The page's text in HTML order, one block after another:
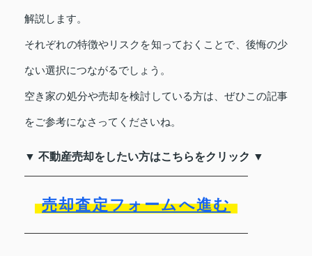
解説します。
それぞれの特徴やリスクを知っておくことで、後悔の少
ない選択につながるでしょう。
空き家の処分や売却を検討している方は、ぜひこの記事
をご参考になさってくださいね。
▼ 不動産売却をしたい方はこちらをクリック ▼
売却査定フォームへ進む